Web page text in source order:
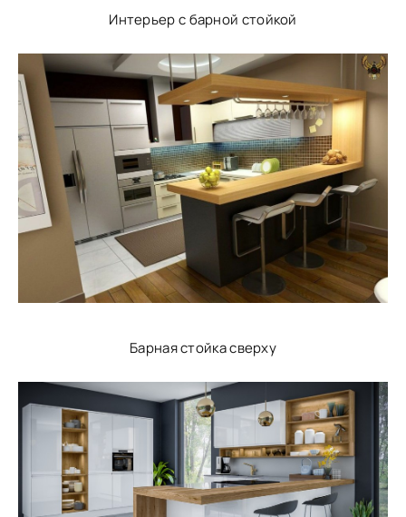
Интерьер с барной стойкой
Барная стойка сверху